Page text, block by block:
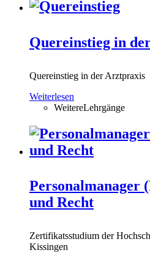
Quereinstieg in
Quereinstieg in der Arztpraxis
Weiterlesen
WeitereLehrgänge
Personalmanager
und Recht
Zertifikatsstudium der
Kissingen